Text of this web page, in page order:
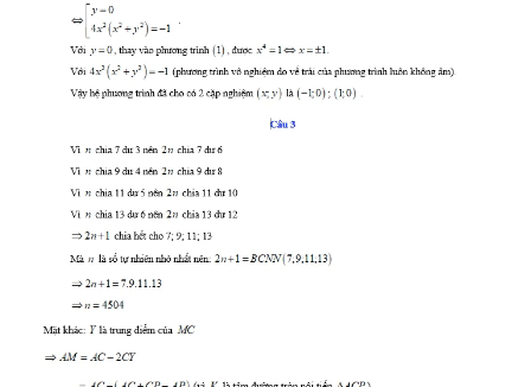
TIN MỚI
TIN ĐỊA PHƯƠNG
Trung du và miền núi phía Bắc
Đồng bằng sông Hồng
Bắc Trung Bộ
Duyên hải Nam Trung Bộ và Tây
Nguyên
Đông Nam Bộ